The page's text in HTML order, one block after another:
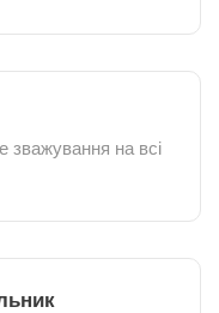
зважування на всі